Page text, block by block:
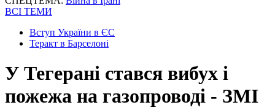
ВСІ ТЕМИ
Вступ України в ЄС
Теракт в Барселоні
У Тегерані стався вибух і
пожежа на газопроводі - ЗМІ